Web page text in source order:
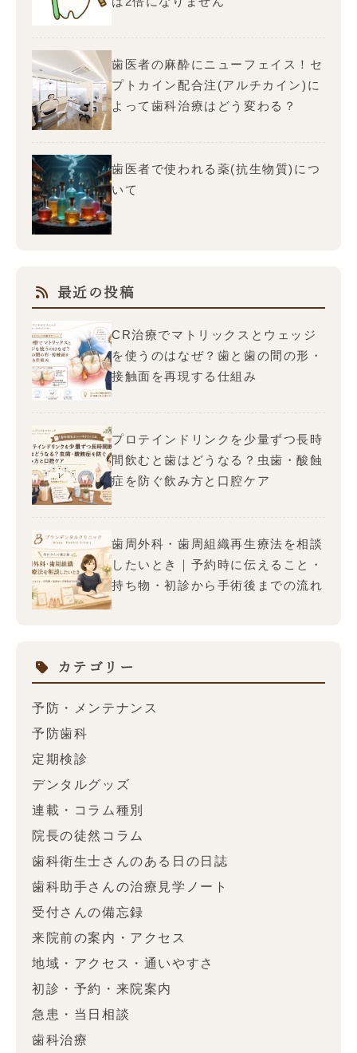
歯医者の麻酔にニューフェイス！セ
プトカイン配合注(アルチカイン)に
よって歯科治療はどう変わる？
歯医者で使われる薬(抗生物質)につ
いて
最近の投稿
CR治療でマトリックスとウェッジ
を使うのはなぜ？歯と歯の間の形・
接触面を再現する仕組み
プロテインドリンクを少量ずつ長時
間飲むと歯はどうなる？虫歯・酸蝕
症を防ぐ飲み方と口腔ケア
歯周外科・歯周組織再生療法を相談
したいとき｜予約時に伝えること・
持ち物・初診から手術後までの流れ
カテゴリー
予防・メンテナンス
予防歯科
定期検診
デンタルグッズ
連載・コラム種別
院長の徒然コラム
歯科衛生士さんのある日の日誌
歯科助手さんの治療見学ノート
受付さんの備忘録
来院前の案内・アクセス
地域・アクセス・通いやすさ
初診・予約・来院案内
急患・当日相談
歯科治療